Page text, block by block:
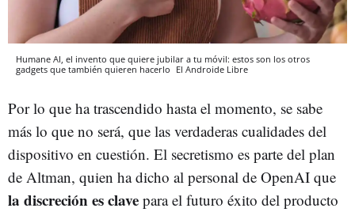
Humane AI, el invento que quiere jubilar a tu móvil: estos son los otros
gadgets que también quieren hacerlo El Androide Libre
Por lo que ha trascendido hasta el momento, se sabe
más lo que no será, que las verdaderas cualidades del
dispositivo en cuestión. El secretismo es parte del plan
de Altman, quien ha dicho al personal de OpenAI que
la discreción es clave para el futuro éxito del producto